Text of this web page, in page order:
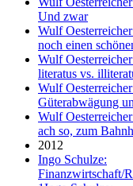
Und zwar
Wulf
noch einen
Wulf
literatus vs.
Wulf
Güterabwägung
Wulf
ach so, zum
2012
Ingo Schulze:
Finanzwirtschaft/